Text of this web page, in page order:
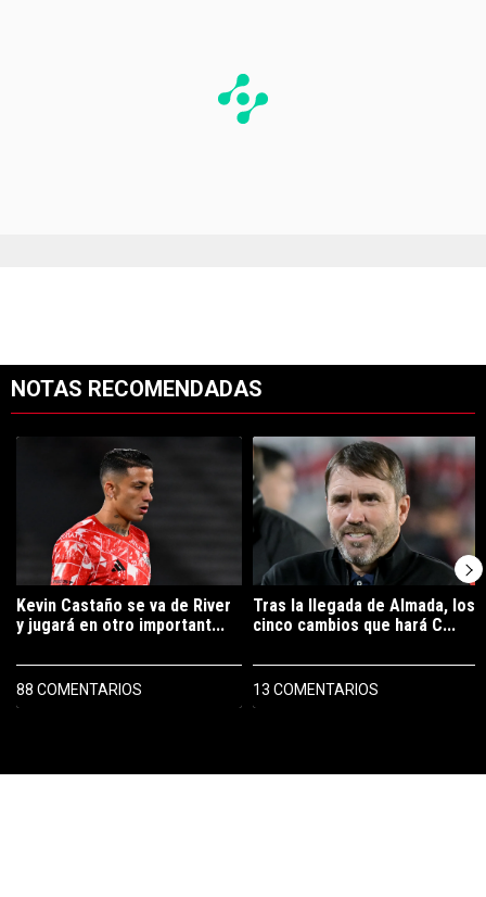
NOTAS RECOMENDADAS
Un artículo de tendencia con el título "Kevin Castaño se va de
Kevin Castaño se va de River
y jugará en otro important...
88 COMENTARIOS
Un artículo de tendencia con el
Tras la llegada de Almada, los
cinco cambios que hará C...
13 COMENTARIOS